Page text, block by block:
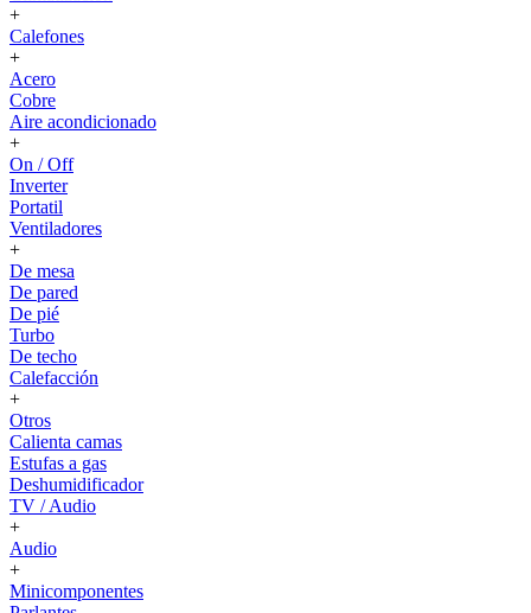
+
Calefones
+
Acero
Cobre
Aire acondicionado
+
On / Off
Inverter
Portatil
Ventiladores
+
De mesa
De pared
De pié
Turbo
De techo
Calefacción
+
Otros
Calienta camas
Estufas a gas
Deshumidificador
TV / Audio
+
Audio
+
Minicomponentes